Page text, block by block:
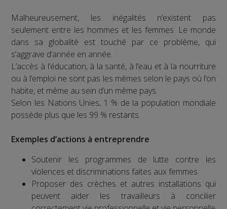
Malheureusement, les inégalités n’existent pas
seulement entre les hommes et les femmes. Le monde
dans sa globalité est touché par ce problème, qui
s’aggrave d’année en année.
L’accès à l’éducation, à la santé, à l’eau et à la nourriture
ou à l’emploi ne sont pas les mêmes selon le pays où l’on
habite, et même au sein d’un même pays.
Selon les Nations Unies, 1 % de la population mondiale
possède plus que les 99 % restants.
Exemples d’actions à entreprendre
Soutenir les programmes de lutte contre les
violences et discriminations faites aux femmes
Proposer des crèches et autres installations qui
peuvent aider les travailleurs à concilier